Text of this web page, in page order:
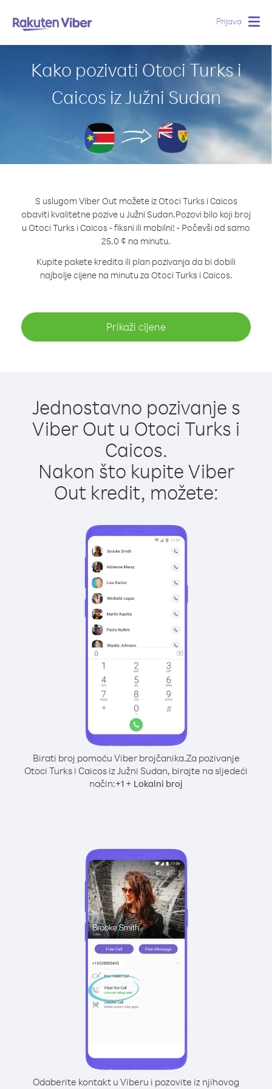
Prijava
Kako pozivati Otoci Turks i
Caicos iz Južni Sudan
S uslugom Viber Out možete iz Otoci Turks i Caicos
obaviti kvalitetne pozive u Južni Sudan.Pozovi bilo koji broj
u Otoci Turks i Caicos - fiksni ili mobilni! - Počevši od samo
25.0 ¢ na minutu.
Kupite pakete kredita ili plan pozivanja da bi dobili
najbolje cijene na minutu za Otoci Turks i Caicos.
Prikaži cijene
Jednostavno pozivanje s
Viber Out u Otoci Turks i
Caicos.
Nakon što kupite Viber
Out kredit, možete:
Birati broj pomoću Viber brojčanika.Za pozivanje
Otoci Turks i Caicos iz Južni Sudan, birajte na sljedeći
način:+1 + Lokalni broj
Odaberite kontakt u Viberu i pozovite iz njihovog